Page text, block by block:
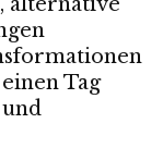
Tag